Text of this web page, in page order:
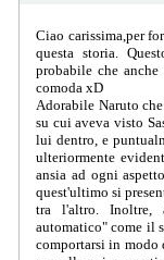
Ciao carissima,per
questa storia.
probabile che
comoda xD
Adorabile Naruto
su cui aveva visto
lui dentro, e
ulteriormente
ansia ad ogni
quest'ultimo si
tra l'altro. Inoltre,
automatico" come il
comportarsi in modo